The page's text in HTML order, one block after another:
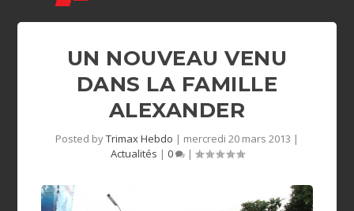
UN NOUVEAU VENU
DANS LA FAMILLE
ALEXANDER
Posted byTrimax Hebdo | mercredi 20 mars 2013 |
Actualités | 0 |